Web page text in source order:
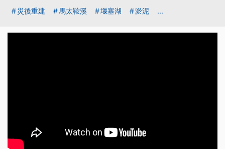
災後重建 馬太鞍溪 堰塞湖 淤泥 ...